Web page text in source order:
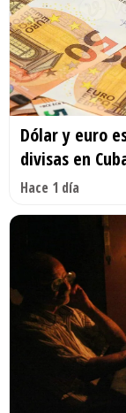
Dólar y euro
divisas en
Hace 1 día